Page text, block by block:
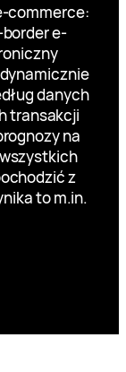
commerce:
e-
danych
transakcji
na
z
to m.in.